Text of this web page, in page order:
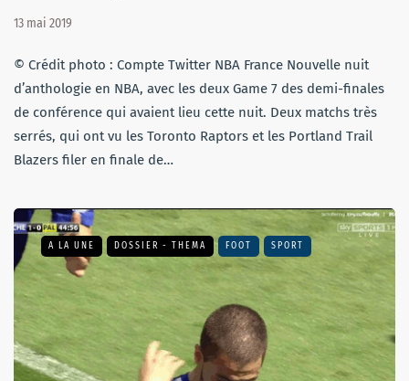
13 mai 2019
© Crédit photo : Compte Twitter NBA France Nouvelle nuit
d’anthologie en NBA, avec les deux Game 7 des demi-finales
de conférence qui avaient lieu cette nuit. Deux matchs très
serrés, qui ont vu les Toronto Raptors et les Portland Trail
Blazers filer en finale de…
A LA UNE DOSSIER - THEMA FOOT SPORT